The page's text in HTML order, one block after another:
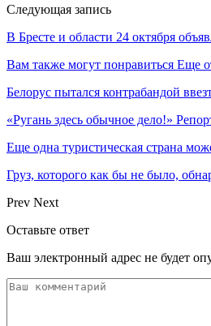
Следующая запись
В Бресте и области 24 октября
Вам также могут понравиться Еще
Белорус пытался контрабандой
«Ругань здесь обычное дело!»
Еще одна туристическая страна
Груз, которого как бы не было,
Prev Next
Оставьте ответ
Ваш электронный адрес не будет